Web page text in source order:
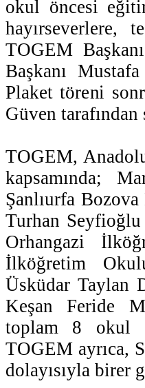
okul öncesi
hayırseverlere,
TOGEM
Başkanı
Plaket töreni
Güven
TOGEM,
kapsamında;
Şanlıurfa
Turhan
Orhangazi
İlköğretim
Üsküdar Taylan
Keşan Feride
toplam 8 okul
TOGEM ayrıca,
dolayısıyla birer